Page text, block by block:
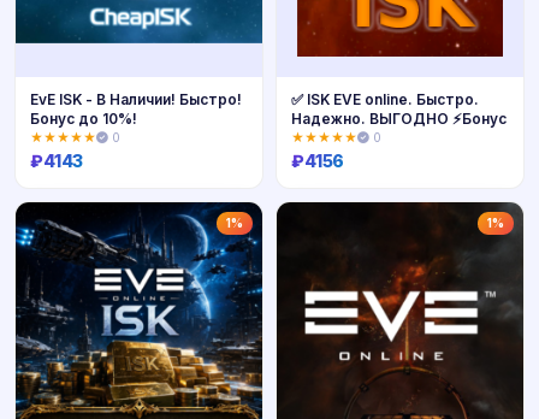
Купить
EvE ISK - В Наличии! Быстро!
Бонус до 10%!
★★★★★ 0
₽4143
✅ ISK EVE online. Быстро.
Надежно. ВЫГОДНО ⚡️Бонус
★★★★★ 0
₽4156
1% 1%